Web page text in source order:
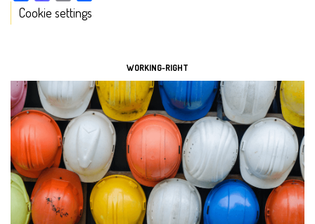
TOOLS
Cookie settings
WORKING-RIGHT